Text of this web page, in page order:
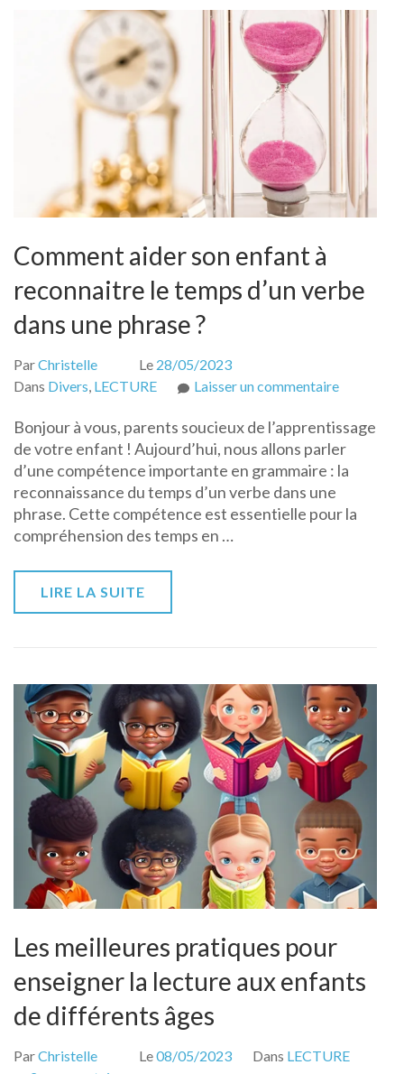
Comment aider son enfant à
reconnaitre le temps d’un verbe
dans une phrase ?
ParChristelle Le 28/05/2023
Dans Divers LECTURE Laisser un commentairesur
aider
son
enfant
?
Bonjour à vous, parents soucieux de l’apprentissage
de votre enfant ! Aujourd’hui, nous allons parler
d’une compétence importante en grammaire : la
reconnaissance du temps d’un verbe dans une
phrase. Cette compétence est essentielle pour la
compréhension des temps en …
LIRE LA SUITE
Les meilleures pratiques pour
enseigner la lecture aux enfants
de différents âges
ParChristelle Le08/05/2023 Dans LECTURE